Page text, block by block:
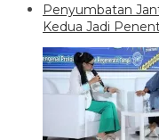
Penyumbatan
Kedua Jadi